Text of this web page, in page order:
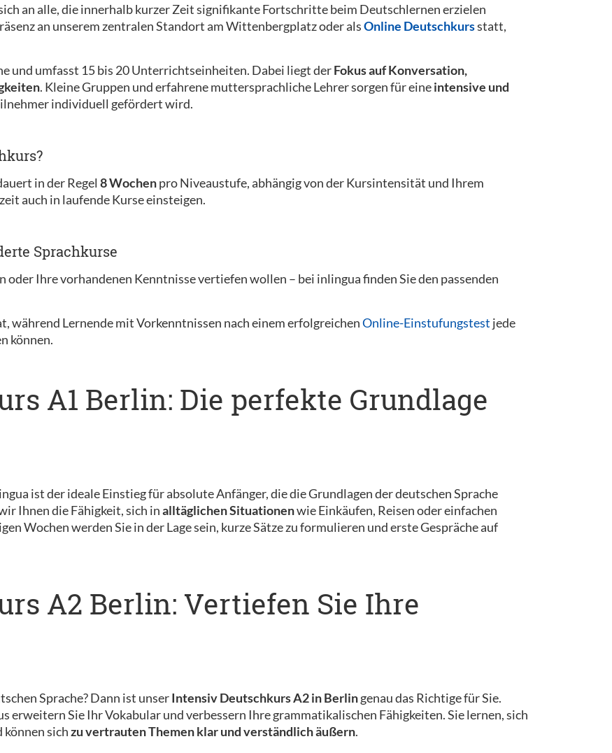
an alle, die innerhalb kurzer Zeit signifikante Fortschritte beim Deutschlernen erzielen
an unserem zentralen Standort am Wittenbergplatz oder alsOnline Deutschkursstatt,
und umfasst 15 bis 20 Unterrichtseinheiten. Dabei liegt derFokus auf Konversation,
. Kleine Gruppen und erfahrene muttersprachliche Lehrer sorgen für eineintensive und
individuell gefördert wird.
in der Regel 8 Wochenpro Niveaustufe, abhängig von der Kursintensität und Ihrem
auch in laufende Kurse einsteigen.
Sprachkurse
oder Ihre vorhandenen Kenntnisse vertiefen wollen – bei inlingua finden Sie den passenden
während Lernende mit Vorkenntnissen nach einem erfolgreichenOnline-Einstufungstest jede
können.
A1 Berlin: Die perfekte Grundlage
ist der ideale Einstieg für absolute Anfänger, die die Grundlagen der deutschen Sprache
Ihnen die Fähigkeit, sich inalltäglichen Situationenwie Einkäufen, Reisen oder einfachen
Wochen werden Sie in der Lage sein, kurze Sätze zu formulieren und erste Gespräche auf
A2 Berlin: Vertiefen Sie Ihre
Sprache? Dann ist unserIntensiv Deutschkurs A2 in Berlingenau das Richtige für Sie.
erweitern Sie Ihr Vokabular und verbessern Ihre grammatikalischen Fähigkeiten. Sie lernen, sich
sichzu vertrauten Themen klar und verständlich äußern.